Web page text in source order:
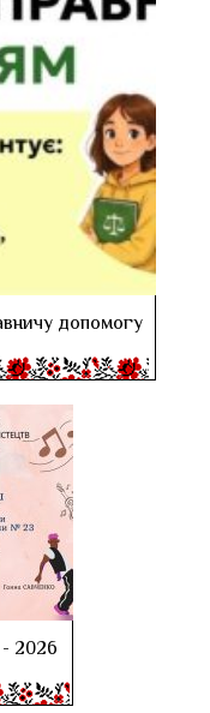
допомогу
- 2026